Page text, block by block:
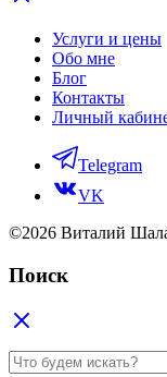
Услуги и цены
Обо мне
Блог
Контакты
Личный
Telegram
VK
©2026 Виталий
Поиск